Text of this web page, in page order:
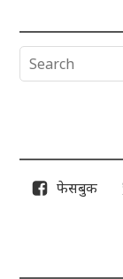
फेसबुक